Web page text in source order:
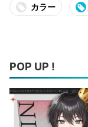
カラー
POP UP !